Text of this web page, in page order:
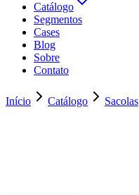
Catálogo
Segmentos
Cases
Blog
Sobre
Contato
Início Catálogo Sacolas